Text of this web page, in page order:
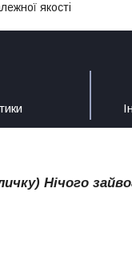
якості
Нічого